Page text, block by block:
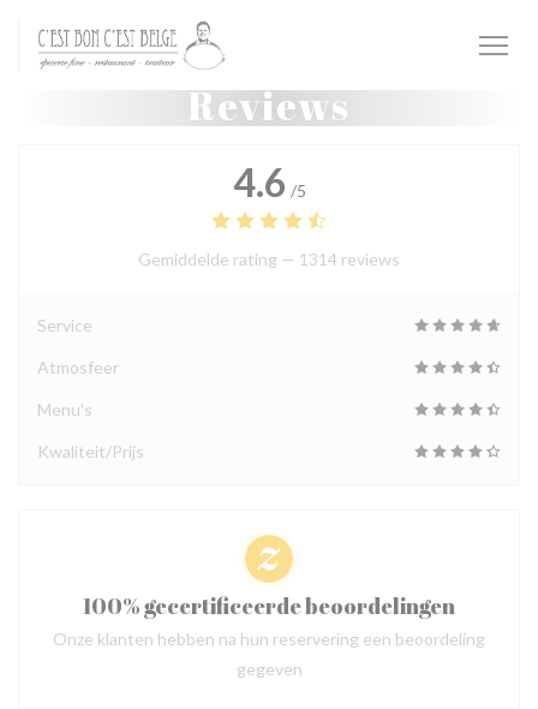
Reviews
4.6 /5
Gemiddelde rating — 1314 reviews
Service
Atmosfeer
Menu's
Kwaliteit/Prijs
100% gecertificeerde beoordelingen
Onze klanten hebben na hun reservering een beoordeling
gegeven